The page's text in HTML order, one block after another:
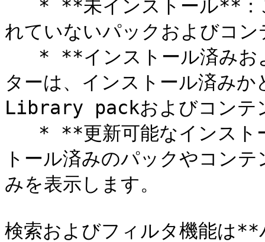
れていないパックおよびコ
ターは、インストール済み
Library packおよびコンテ
トール済みのパックやコン
みを表示します。
検索およびフィルタ機能は